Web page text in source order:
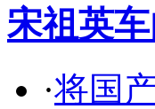
宋祖英
·将国